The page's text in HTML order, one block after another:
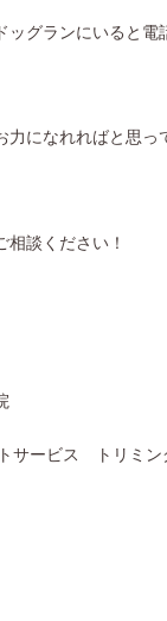
ッグランにいると
力になれればと思っ
相談ください！
サービス トリミン